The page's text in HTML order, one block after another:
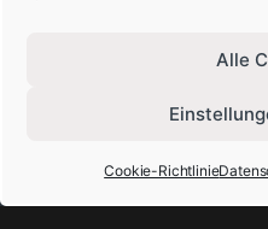
Alle
Cookie-Richtlinie
+49-